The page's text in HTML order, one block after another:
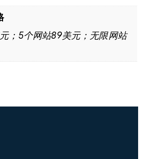
；5个网站89美元；无限网站